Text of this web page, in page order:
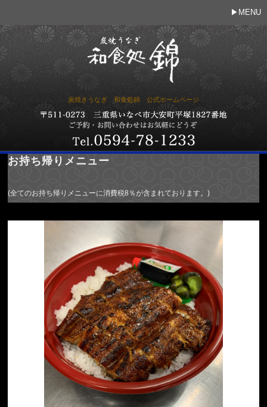
MENU
炭焼きうなぎ 和食処錦 公式ホームページ
お持ち帰りメニュー
(全てのお持ち帰りメニューに消費税8％が含まれております。)